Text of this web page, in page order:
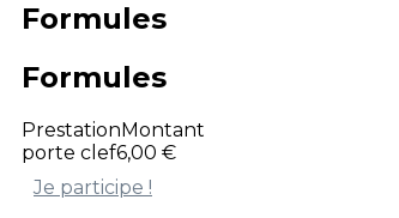
Formules
Formules
PrestationMontant
porte clef6,00 €
Je participe !